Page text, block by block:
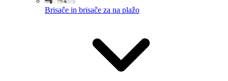
Brisače in brisače za na plažo